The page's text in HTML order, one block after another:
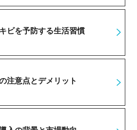
ビを予防する生活習慣
注意点とデメリット